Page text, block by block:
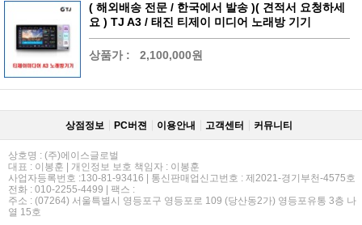
( 해외배송 전문 / 한국에서 발송 )( 견적서 요청하세
요 ) TJ A3 / 태진 티제이 미디어 노래방 기기
상품가 : 2,100,000원
상점정보 PC버젼 이용안내 고객센터 커뮤니티
상호명 : (주)에이스글로벌
대표 : 이봉훈 | 개인정보 보호 책임자 : 이봉훈
사업자등록번호 :130-81-93416 | 통신판매업신고번호 : 제2021-경기부천-4575호
전화 : 010-2255-4499 | 팩스 :
주소 : (07264) 서울특별시 영등포구 영등포로 109 (당산동2가) 영등포유통 3층 나
열 15호